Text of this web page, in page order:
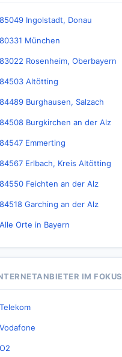
85049 Ingolstadt, Donau
80331 München
83022 Rosenheim, Oberbayern
84503 Altötting
84489 Burghausen, Salzach
84508 Burgkirchen an der Alz
84547 Emmerting
84567 Erlbach, Kreis Altötting
84550 Feichten an der Alz
84518 Garching an der Alz
Alle Orte in Bayern
IM FOKUS
Telekom
Vodafone
O2